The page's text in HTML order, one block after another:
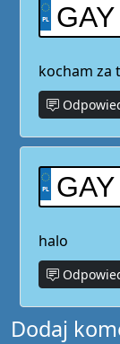
kocham za
halo
Dodaj